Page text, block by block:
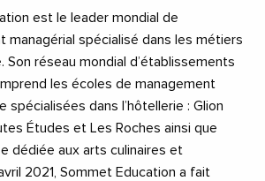
est le leader mondial de
managérial spécialisé dans les métiers
Son réseau mondial d’établissements
les écoles de management
spécialisées dans l’hôtellerie : Glion
Études et Les Roches ainsi que
dédiée aux arts culinaires et
2021, Sommet Education a fait